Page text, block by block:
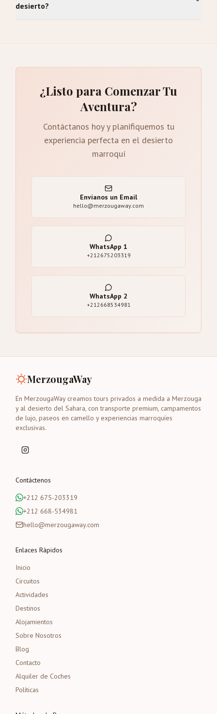
desierto?
¿Listo para Comenzar Tu
Aventura?
Contáctanos hoy y planifiquemos tu
experiencia perfecta en el desierto
marroquí
Envíanos un Email
hello@merzougaway.com
WhatsApp 1
+212675203319
WhatsApp 2
+212668534981
MerzougaWay
En MerzougaWay creamos tours privados a medida a Merzouga
y al desierto del Sahara, con transporte premium, campamentos
de lujo, paseos en camello y experiencias marroquíes
exclusivas.
Contáctenos
+212 675-203319
+212 668-534981
hello@merzougaway.com
Enlaces Rápidos
Inicio
Circuitos
Actividades
Destinos
Alojamientos
Sobre Nosotros
Blog
Contacto
Alquiler de Coches
Políticas